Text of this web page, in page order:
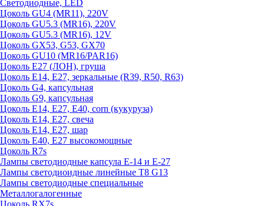
Светодиодные, LED
Цоколь GU4 (MR11), 220V
Цоколь GU5.3 (MR16), 220V
Цоколь GU5.3 (MR16), 12V
Цоколь GX53, G53, GX70
Цоколь GU10 (MR16/PAR16)
Цоколь Е27 (ЛОН), груша
Цоколь Е14, Е27, зеркальные (R39, R50, R63)
Цоколь G4, капсульная
Цоколь G9, капсульная
Цоколь Е14, Е27, Е40, corn (кукуруза)
Цоколь Е14, Е27, свеча
Цоколь Е14, Е27, шар
Цоколь Е40, Е27 высокомощные
Цоколь R7s
Лампы светодиодные капсула Е-14 и Е-27
Лампы светодиоидные линейные T8 G13
Лампы светодиодные специальные
Металлогалогенные
Цоколь RX7s